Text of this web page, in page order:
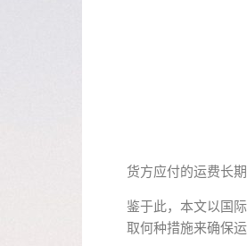
货方应付的运费长
鉴于此，本文以国
取何种措施来确保